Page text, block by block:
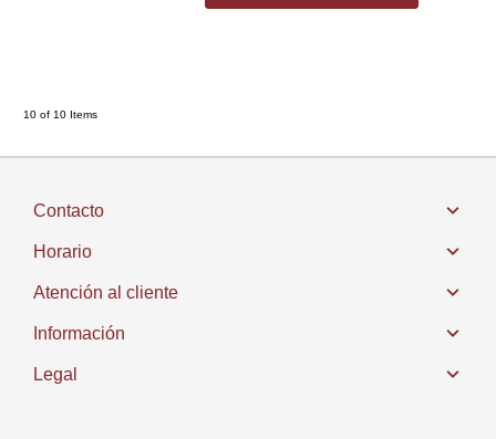
10 of 10 Items
Contacto
Horario
Atención al cliente
Información
Legal